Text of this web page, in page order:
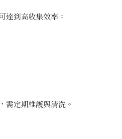
達到高收集效率。
需定期維護與清洗。